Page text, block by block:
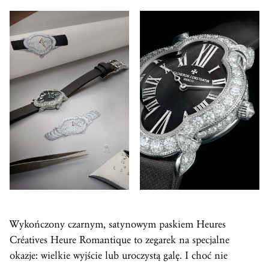
Wykończony czarnym, satynowym paskiem Heures
Créatives Heure Romantique to zegarek na specjalne
okazje: wielkie wyjście lub uroczystą galę. I choć nie